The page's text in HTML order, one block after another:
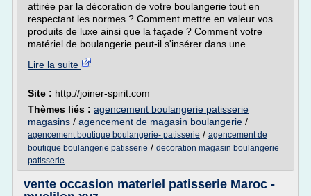
attirée par la décoration de votre boulangerie tout en
respectant les normes ? Comment mettre en valeur vos
produits de luxe ainsi que la façade ? Comment votre
matériel de boulangerie peut-il s'insérer dans une...
Lire la suite
Site : http://joiner-spirit.com
Thèmes liés : agencement boulangerie patisserie
magasins / agencement de magasin boulangerie /
agencement boutique boulangerie- patisserie / agencement de
boutique boulangerie patisserie / decoration magasin boulangerie
patisserie
vente occasion materiel patisserie Maroc -